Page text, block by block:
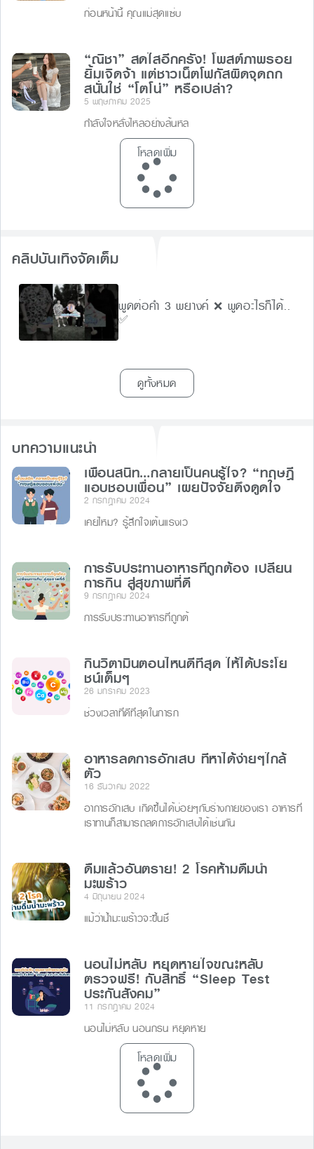
ก่อนหน้านี้ คุณแม่สุดแซ่บ
“ณิชา” สดใสอีกครั้ง! โพสต์ภาพรอย
ยิ้มเจิดจ้า แต่ชาวเน็ตโฟกัสผิดจุดถก
สนั่นใช่ “โตโน่” หรือเปล่า?
5 พฤษภาคม 2025
กำลังใจหลั่งไหลอย่างล้นหล
โหลดเพิ่ม
คลิปบันเทิงจัดเต็ม
พูดต่อคำ 3 พยางค์ ❌ พูดอะไรก็ได้..
✅
ดูทั้งหมด
บทความแนะนำ
เพื่อนสนิท…กลายเป็นคนรู้ใจ? “ทฤษฎี
แอบชอบเพื่อน” เผยปัจจัยดึงดูดใจ
2 กรกฎาคม 2024
เคยไหม? รู้สึกใจเต้นแรงเว
การรับประทานอาหารที่ถูกต้อง เปลี่ยน
การกิน สู่สุขภาพที่ดี
9 กรกฎาคม 2024
การรับประทานอาหารที่ถูกต้
กินวิตามินตอนไหนดีที่สุด ให้ได้ประโย
ชน์เต็มๆ
26 มกราคม 2023
ช่วงเวลาที่ดีที่สุดในการก
อาหารลดการอักเสบ ที่หาได้ง่ายๆใกล้
ตัว
16 ธันวาคม 2022
อาการอักเสบ เกิดขึ้นได้บ่อยๆกับร่างกายของเรา อาหารที่
เราทานก็สามารถลดการอักเสบได้เช่นกัน
ดื่มแล้วอันตราย! 2 โรคห้ามดื่มน้ำ
มะพร้าว
4 มิถุนายน 2024
แม้ว่าน้ำมะพร้าวจะขึ้นชื่
นอนไม่หลับ หยุดหายใจขณะหลับ
ตรวจฟรี! กับสิทธิ์ “Sleep Test
ประกันสังคม”
11 กรกฎาคม 2024
นอนไม่หลับ นอนกรน หยุดหาย
โหลดเพิ่ม